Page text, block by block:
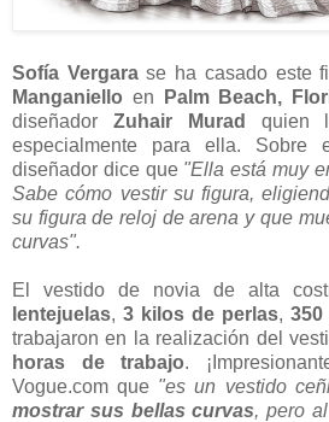
Sofía Vergarase ha casado este
Manganiello en Palm Beach,
diseñador Zuhair Murad
quien
especialmente para ella.
diseñador dice que "Ella está muy
Sabe cómo vestir su figura,
su figura de reloj de arena y que
curvas".
El vestido de novia de alta
lentejuelas, 3 kilos de perlas, 350
trabajaron en la realización del
horas de trabajo.
Vogue.com que "es un vestido
mostrar sus bellas curvas, pero